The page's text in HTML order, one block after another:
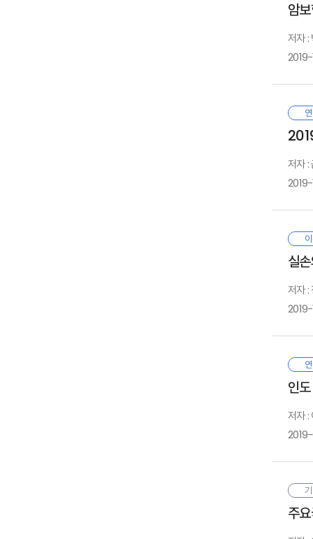
1.
3. 정
암
저자 :
2019-
저자 :
2019-
실
저자 :
인
저자 :
주